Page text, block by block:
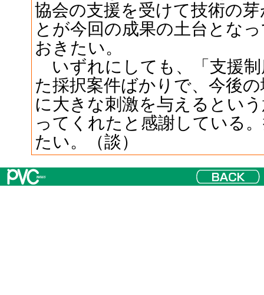
協会の支援を受けて技術の
とが今回の成果の土台とな
おきたい。
いずれにしても、「支援
た採択案件ばかりで、今後
に大きな刺激を与えるとい
ってくれたと感謝している
たい。（談）